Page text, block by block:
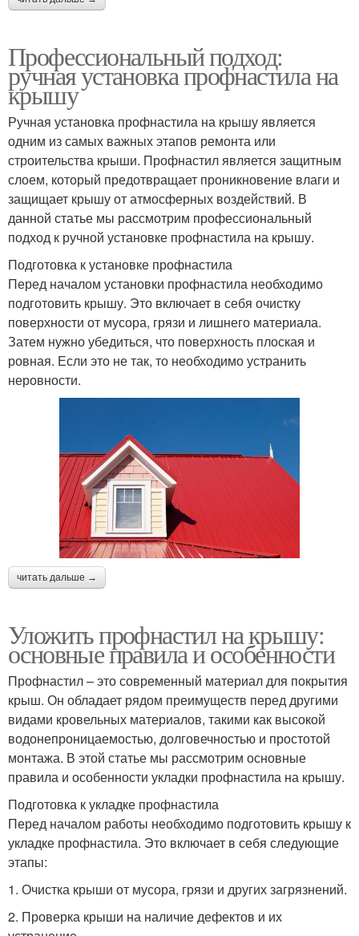
Профессиональный подход:
ручная установка профнастила на
крышу
Ручная установка профнастила на крышу является
одним из самых важных этапов ремонта или
строительства крыши. Профнастил является защитным
слоем, который предотвращает проникновение влаги и
защищает крышу от атмосферных воздействий. В
данной статье мы рассмотрим профессиональный
подход к ручной установке профнастила на крышу.
Подготовка к установке профнастила
Перед началом установки профнастила необходимо
подготовить крышу. Это включает в себя очистку
поверхности от мусора, грязи и лишнего материала.
Затем нужно убедиться, что поверхность плоская и
ровная. Если это не так, то необходимо устранить
неровности.
читать дальше →
Уложить профнастил на крышу:
основные правила и особенности
Профнастил – это современный материал для покрытия
крыш. Он обладает рядом преимуществ перед другими
видами кровельных материалов, такими как высокой
водонепроницаемостью, долговечностью и простотой
монтажа. В этой статье мы рассмотрим основные
правила и особенности укладки профнастила на крышу.
Подготовка к укладке профнастила
Перед началом работы необходимо подготовить крышу к
укладке профнастила. Это включает в себя следующие
этапы:
1. Очистка крыши от мусора, грязи и других загрязнений.
2. Проверка крыши на наличие дефектов и их